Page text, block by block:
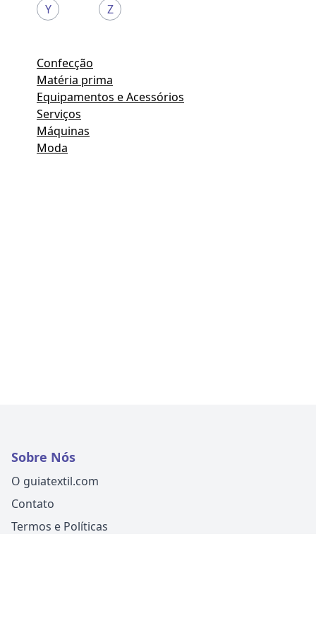
Y
Z
Confecção
Matéria prima
Equipamentos e Acessórios
Serviços
Máquinas
Moda
Sobre Nós
O guiatextil.com
Contato
Termos e Políticas